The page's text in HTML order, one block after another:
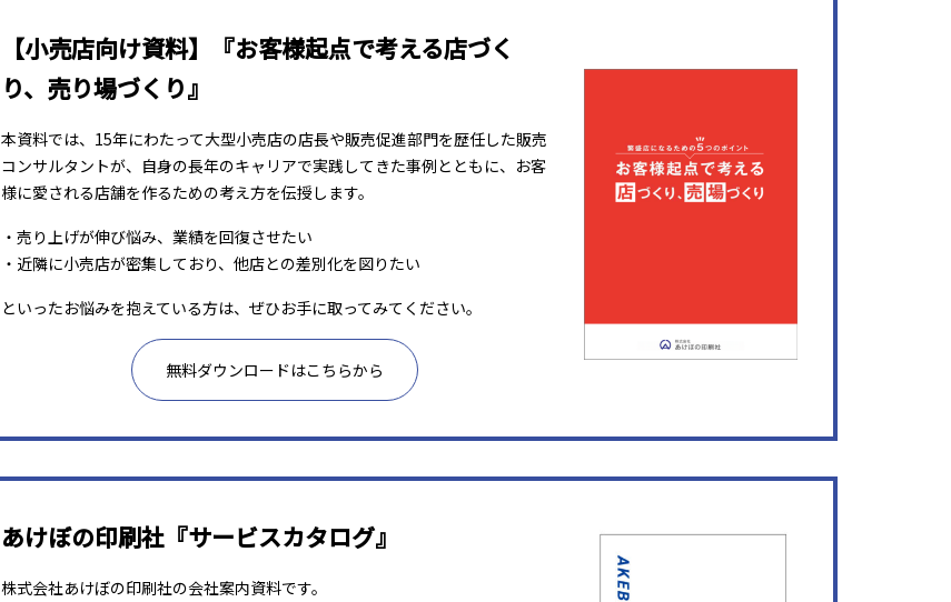
【小売店向け資料】『お客様起点で考える店づく
り、売り場づくり』
本資料では、15年にわたって大型小売店の店長や販売促進部門を歴任した販売
コンサルタントが、自身の長年のキャリアで実践してきた事例とともに、お客
様に愛される店舗を作るための考え方を伝授します。
・売り上げが伸び悩み、業績を回復させたい
・近隣に小売店が密集しており、他店との差別化を図りたい
といったお悩みを抱えている方は、ぜひお手に取ってみてください。
無料ダウンロードはこちらから
あけぼの印刷社『サービスカタログ』
株式会社あけぼの印刷社の会社案内資料です。